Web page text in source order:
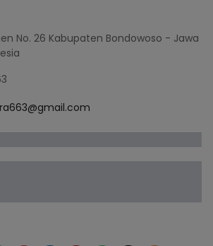
No. 26 Kabupaten Bondowoso - Jawa